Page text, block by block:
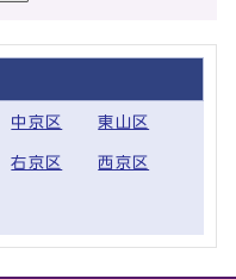
中京区 東山区
右京区 西京区